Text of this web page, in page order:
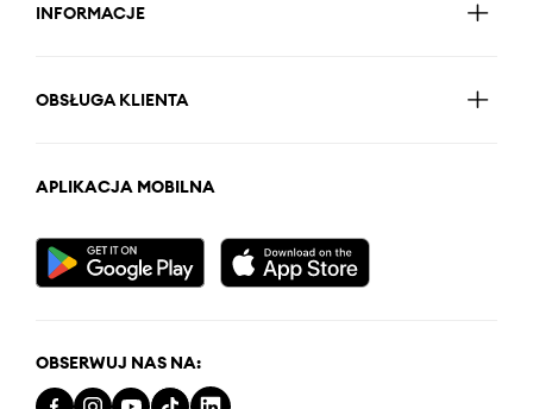
INFORMACJE
OBSŁUGA KLIENTA
APLIKACJA MOBILNA
OBSERWUJ NAS NA: